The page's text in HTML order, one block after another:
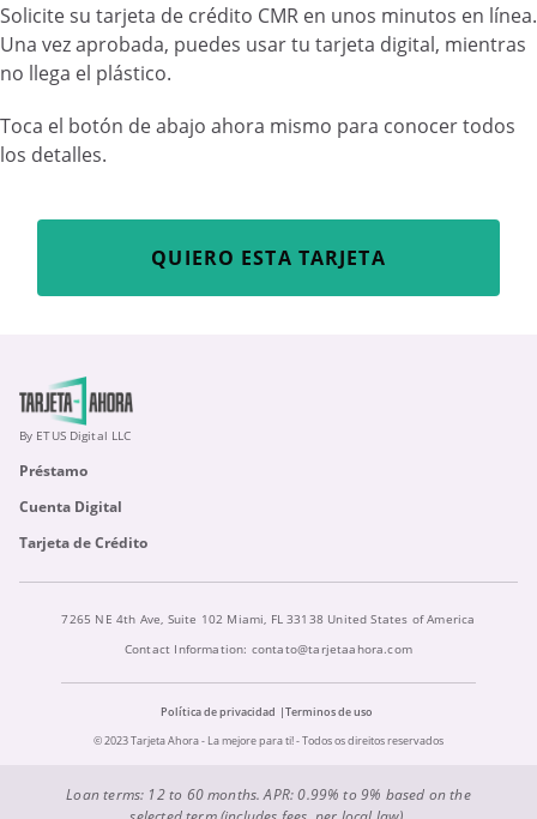
Solicite su tarjeta de crédito CMR en unos minutos en línea.
Una vez aprobada, puedes usar tu tarjeta digital, mientras
no llega el plástico.
Toca el botón de abajo ahora mismo para conocer todos
los detalles.
QUIERO ESTA TARJETA
By ETUS Digital LLC
Préstamo
Cuenta Digital
Tarjeta de Crédito
7265 NE 4th Ave, Suite 102 Miami, FL 33138 United States of America
Contact Information: contato@tarjetaahora.com
Política de privacidad
Terminos de uso
© 2023 Tarjeta Ahora - La mejore para ti! - Todos os direitos reservados
Loan terms: 12 to 60 months. APR: 0.99% to 9% based on the